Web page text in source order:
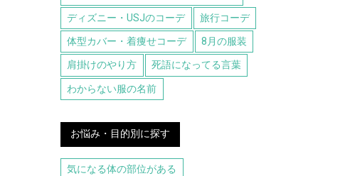
ディズニー・USJのコーデ 旅行コーデ
体型カバー・着痩せコーデ 8月の服装
肩掛けのやり方 死語になってる言葉
わからない服の名前
お悩み・目的別に探す
気になる体の部位がある